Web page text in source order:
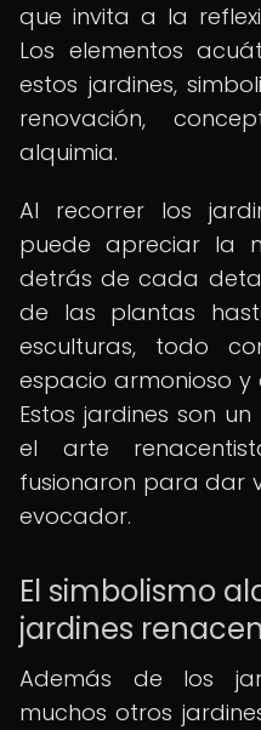
que invita a la
Los elementos
estos jardines,
renovación,
alquimia.
Al recorrer los
puede apreciar la
detrás de cada
de las plantas
esculturas, todo
espacio armonioso
Estos jardines son
el arte
fusionaron para dar
evocador.
El simbolismo
jardines
Además de los
muchos otros